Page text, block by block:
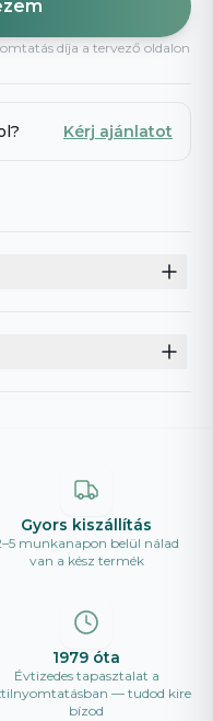
díja a tervező oldalon
Kérj ajánlatot
Gyors kiszállítás
munkanapon belül nálad
van a kész termék
1979 óta
Évtizedes tapasztalat a
— tudod kire
bízod